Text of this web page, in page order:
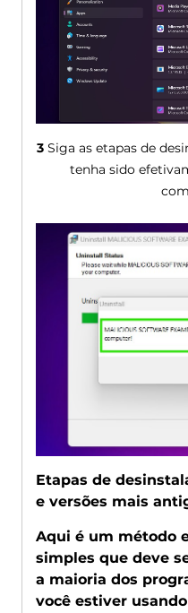
3Siga as etapas de
tenha sido
Etapas de
e versões mais
Aqui é um método
simples que deve
a maioria dos
você estiver